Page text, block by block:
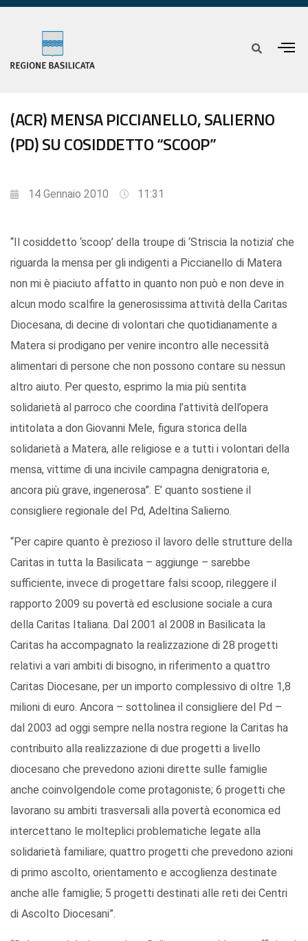
(ACR) MENSA PICCIANELLO, SALIERNO
(PD) SU COSIDDETTO “SCOOP”
14 Gennaio 2010 11:31
“Il cosiddetto ‘scoop’ della troupe di ‘Striscia la notizia’ che
riguarda la mensa per gli indigenti a Piccianello di Matera
non mi è piaciuto affatto in quanto non può e non deve in
alcun modo scalfire la generosissima attività della Caritas
Diocesana, di decine di volontari che quotidianamente a
Matera si prodigano per venire incontro alle necessità
alimentari di persone che non possono contare su nessun
altro aiuto. Per questo, esprimo la mia più sentita
solidarietà al parroco che coordina l’attività dell’opera
intitolata a don Giovanni Mele, figura storica della
solidarietà a Matera, alle religiose e a tutti i volontari della
mensa, vittime di una incivile campagna denigratoria e,
ancora più grave, ingenerosa”. E’ quanto sostiene il
consigliere regionale del Pd, Adeltina Salierno.
“Per capire quanto è prezioso il lavoro delle strutture della
Caritas in tutta la Basilicata – aggiunge – sarebbe
sufficiente, invece di progettare falsi scoop, rileggere il
rapporto 2009 su povertà ed esclusione sociale a cura
della Caritas Italiana. Dal 2001 al 2008 in Basilicata la
Caritas ha accompagnato la realizzazione di 28 progetti
relativi a vari ambiti di bisogno, in riferimento a quattro
Caritas Diocesane, per un importo complessivo di oltre 1,8
milioni di euro. Ancora – sottolinea il consigliere del Pd –
dal 2003 ad oggi sempre nella nostra regione la Caritas ha
contribuito alla realizzazione di due progetti a livello
diocesano che prevedono azioni dirette sulle famiglie
anche coinvolgendole come protagoniste; 6 progetti che
lavorano su ambiti trasversali alla povertà economica ed
intercettano le molteplici problematiche legate alla
solidarietà familiare; quattro progetti che prevedono azioni
di primo ascolto, orientamento e accoglienza destinate
anche alle famiglie; 5 progetti destinati alle reti dei Centri
di Ascolto Diocesani”.